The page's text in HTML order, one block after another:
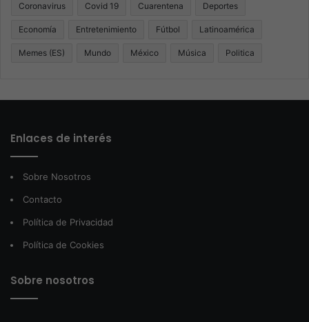
Coronavirus Covid 19 Cuarentena Deportes
Economía Entretenimiento Fútbol Latinoamérica
Memes (ES) Mundo México Música Politica
Enlaces de interés
Sobre Nosotros
Contacto
Política de Privacidad
Política de Cookies
Sobre nosotros